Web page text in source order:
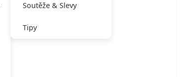
Soutěže & Slevy
Tipy